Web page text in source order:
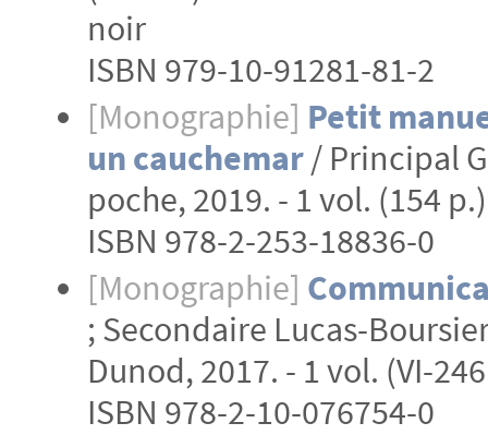
noir
ISBN 979-10-91281-81-2
[Monographie] Petit
un cauchemar/ Principal
poche, 2019. - 1 vol. (154
ISBN 978-2-253-18836-0
[Monographie]
; Secondaire Lucas-
Dunod, 2017. - 1 vol. (VI-
ISBN 978-2-10-076754-0